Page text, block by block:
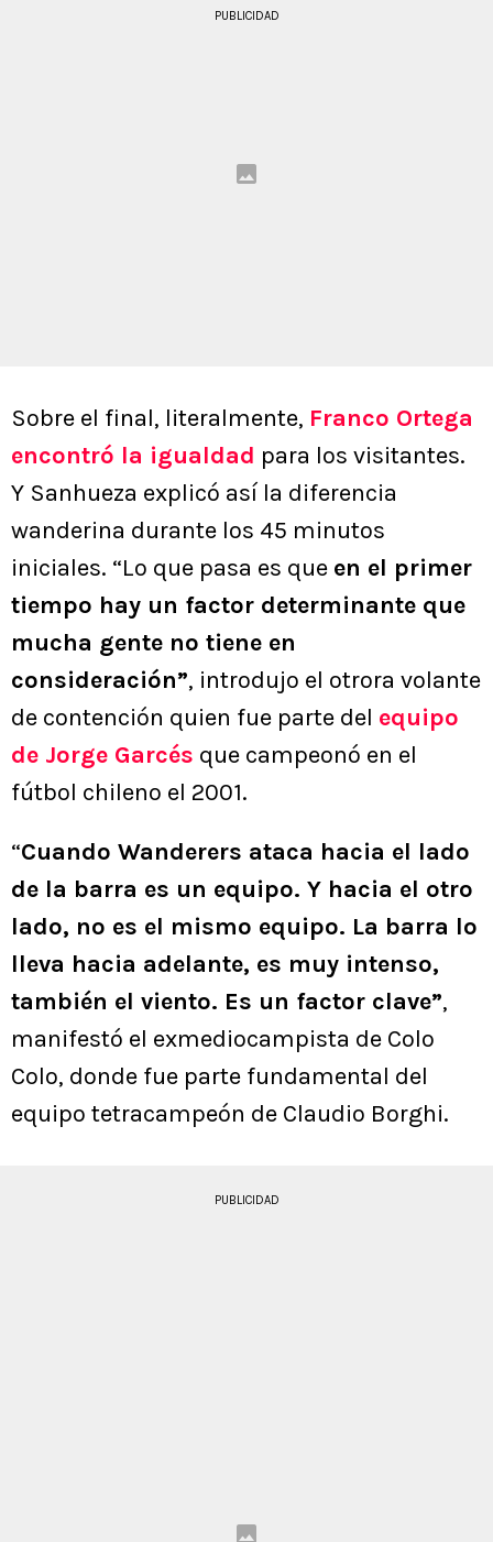
PUBLICIDAD
Sobre el final, literalmente, Franco Ortega
encontró la igualdad para los visitantes.
Y Sanhueza explicó así la diferencia
wanderina durante los 45 minutos
iniciales. “Lo que pasa es que en el primer
tiempo hay un factor determinante que
mucha gente no tiene en
consideración”, introdujo el otrora volante
de contención quien fue parte del equipo
de Jorge Garcés que campeonó en el
fútbol chileno el 2001.
“Cuando Wanderers ataca hacia el lado
de la barra es un equipo. Y hacia el otro
lado, no es el mismo equipo. La barra lo
lleva hacia adelante, es muy intenso,
también el viento. Es un factor clave”,
manifestó el exmediocampista de Colo
Colo, donde fue parte fundamental del
equipo tetracampeón de Claudio Borghi.
PUBLICIDAD